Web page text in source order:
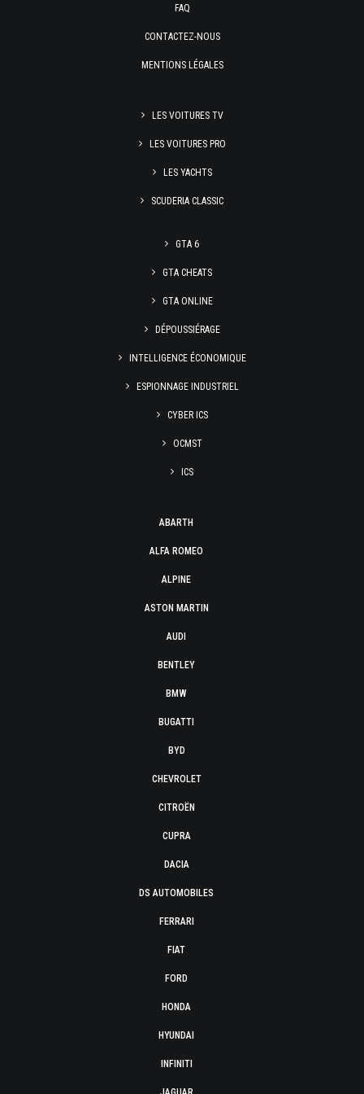
FAQ
CONTACTEZ-NOUS
MENTIONS LÉGALES
LES VOITURES TV
LES VOITURES PRO
LES YACHTS
SCUDERIA CLASSIC
GTA 6
GTA CHEATS
GTA ONLINE
DÉPOUSSIÉRAGE
INTELLIGENCE ÉCONOMIQUE
ESPIONNAGE INDUSTRIEL
CYBER ICS
OCMST
ICS
ABARTH
ALFA ROMEO
ALPINE
ASTON MARTIN
AUDI
BENTLEY
BMW
BUGATTI
BYD
CHEVROLET
CITROËN
CUPRA
DACIA
DS AUTOMOBILES
FERRARI
FIAT
FORD
HONDA
HYUNDAI
INFINITI